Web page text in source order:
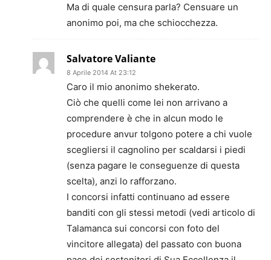
Ma di quale censura parla? Censuare un
anonimo poi, ma che schiocchezza.
Salvatore Valiante
8 Aprile 2014 At 23:12
Caro il mio anonimo shekerato.
Ciò che quelli come lei non arrivano a
comprendere è che in alcun modo le
procedure anvur tolgono potere a chi vuole
scegliersi il cagnolino per scaldarsi i piedi
(senza pagare le conseguenze di questa
scelta), anzi lo rafforzano.
I concorsi infatti continuano ad essere
banditi con gli stessi metodi (vedi articolo di
Talamanca sui concorsi con foto del
vincitore allegata) del passato con buona